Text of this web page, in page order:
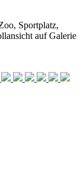
Sportplatz,
auf Galerie